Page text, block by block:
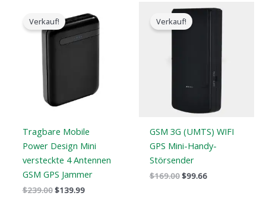
Verkauf!
Tragbare Mobile
Power Design Mini
versteckte 4 Antennen
GSM GPS Jammer
$239.00
ursprüngliche
Preis
war:
$239.00.
$139.99
aktuelle
Preis
ist:
Verkauf!
GSM 3G (UMTS) WIFI
GPS Mini-Handy-
Störsender
$169.00
Der
ursprüngliche
Preis
$99.66
Der
$99.66.